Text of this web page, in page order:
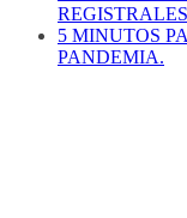
5 MINUTOS
PANDEMIA.